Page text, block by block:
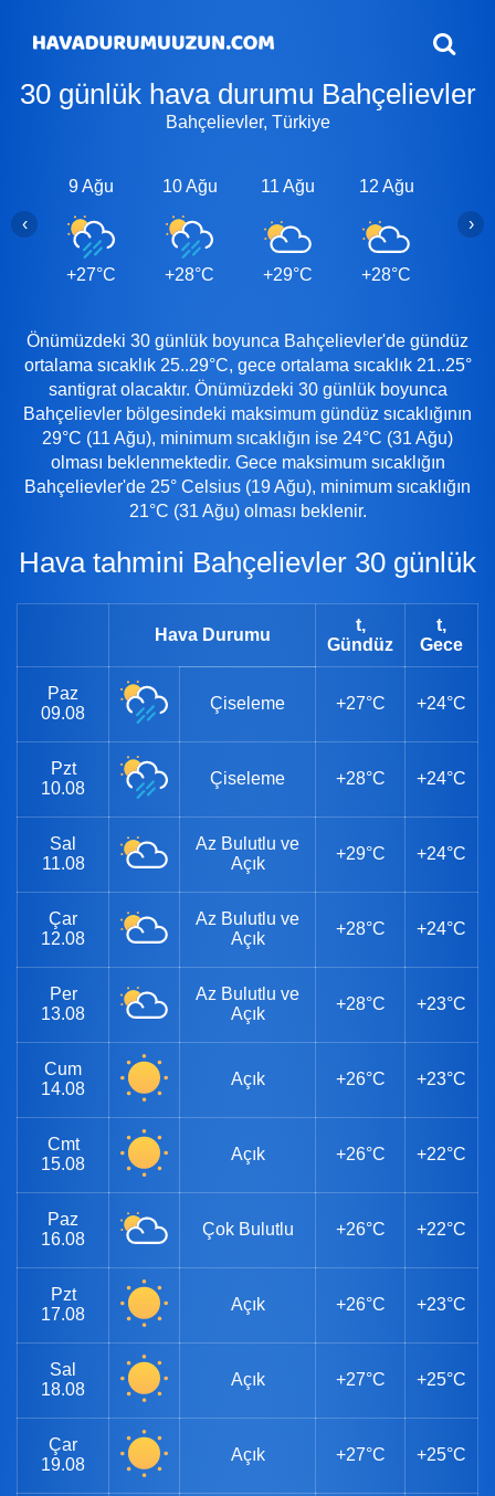
30 günlük hava durumu Bahçelievler
Bahçelievler, Türkiye
9 Ağu
+27°C
10 Ağu
+28°C
11 Ağu
+29°C
12 Ağu
+28°C
‹ ›
Önümüzdeki 30 günlük boyunca Bahçelievler'de gündüz
ortalama sıcaklık 25..29°C, gece ortalama sıcaklık 21..25°
santigrat olacaktır. Önümüzdeki 30 günlük boyunca
Bahçelievler bölgesindeki maksimum gündüz sıcaklığının
29°C (11 Ağu), minimum sıcaklığın ise 24°C (31 Ağu)
olması beklenmektedir. Gece maksimum sıcaklığın
Bahçelievler'de 25° Celsius (19 Ağu), minimum sıcaklığın
21°C (31 Ağu) olması beklenir.
Hava tahmini Bahçelievler 30 günlük
Hava Durumu
t,
Gündüz
t,
Gece
Paz
09.08
Çiseleme +27°C +24°C
Pzt
10.08
Çiseleme +28°C +24°C
Sal
11.08
Az Bulutlu ve
Açık
+29°C +24°C
Çar
12.08
Az Bulutlu ve
Açık
+28°C +24°C
Per
13.08
Az Bulutlu ve
Açık
+28°C +23°C
Cum
14.08
Açık +26°C +23°C
Cmt
15.08
Açık +26°C +22°C
Paz
16.08
Çok Bulutlu +26°C +22°C
Pzt
17.08
Açık +26°C +23°C
Sal
18.08
Açık +27°C +25°C
Çar
19.08
Açık +27°C +25°C